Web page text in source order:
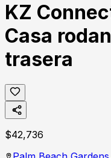
KZ
Casa
trasera
$42,736